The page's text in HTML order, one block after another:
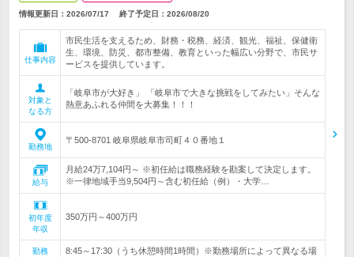
情報更新日：2026/07/17 終了予定日： 2026/08/20
仕事内容
市民生活を支えるため、財務・税務、経済、観光、福祉、保健衛
生、環境、防災、都市整備、教育といった幅広い分野で、市民サ
ービスを提供しています。
対象と
なる方
「岐阜市が大好き」 「岐阜市で大きな挑戦をしてみたい」そんな
熱意あふれる仲間を大募集！！！
勤務地
〒500-8701 岐阜県岐阜市司町４０番地１
給与
月給24万7,104円～ ※初任給は職務経験を勘案して決定します。
※一律地域手当9,504円～含む初任給（例）・大学…
初年度
年収
350万円～400万円
勤務
8:45～17:30（うち休憩時間1時間）※勤務場所によって異なる場